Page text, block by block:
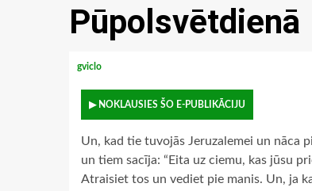
Pūpolsvētdienā
gviclo
▶ NOKLAUSIES ŠO E-PUBLIKĀCIJU
Un, kad tie tuvojās Jeruzalemei un nāca
un tiem sacīja: “Eita uz ciemu, kas jūsu
Atraisiet tos un vediet pie manis. Un, ja